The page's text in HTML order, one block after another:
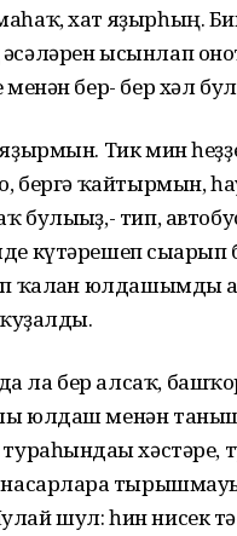
хат яҙырһың.
ысынлап
менән бер- бер хәл
Тик мин
бергә ҡайтырмын,
булығыҙ,- тип,
күтәрешеп сығарып
ҡалған юлдашымды
ла бер алсаҡ,
юлдаш менән
хәстәре,
шул: һин нисек